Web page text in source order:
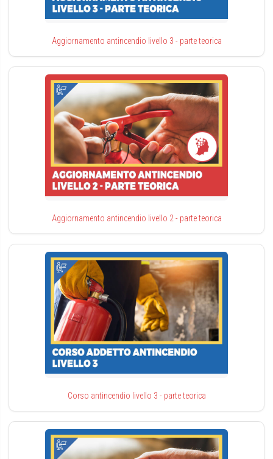
Aggiornamento antincendio livello 3 - parte teorica
Aggiornamento antincendio livello 2 - parte teorica
Corso antincendio livello 3 - parte teorica